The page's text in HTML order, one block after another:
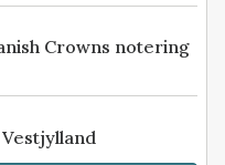
Crowns notering